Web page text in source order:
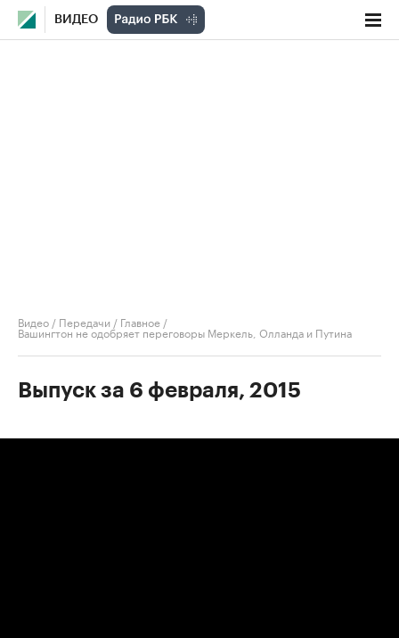
ВИДЕО
Видео / Передачи / Главное /
Вашингтон не одобряет переговоры Меркель, Олланда и Путина
Выпуск за 6 февраля, 2015